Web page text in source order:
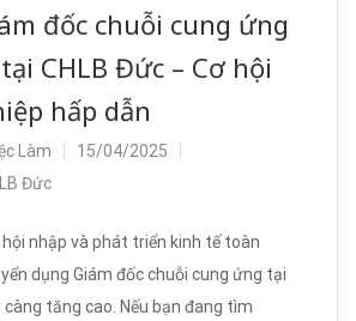
đốc chuỗi cung ứng
CHLB Đức – Cơ hội
hấp dẫn
Làm
15/04/2025
Đức
nhập và phát triển kinh tế toàn
dụng Giám đốc chuỗi cung ứng tại
càng tăng cao. Nếu bạn đang tìm